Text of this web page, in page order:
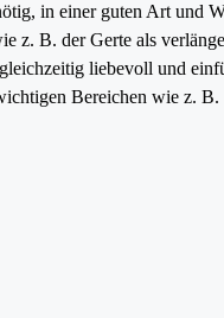
in einer guten Art und
z. B. der Gerte als
liebevoll und
Bereichen wie z. B.